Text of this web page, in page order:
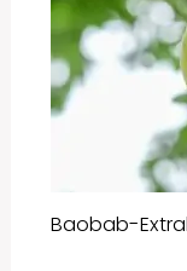
Baobab-